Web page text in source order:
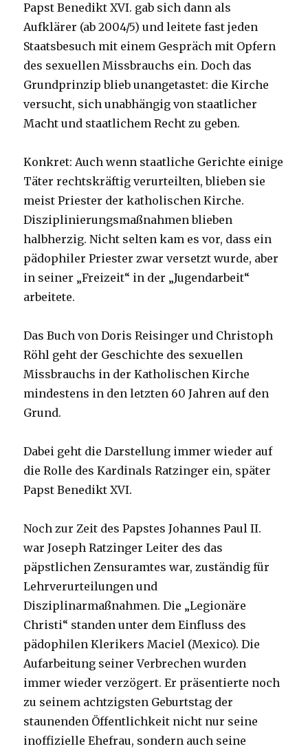
Papst Benedikt XVI. gab sich dann als
Aufklärer (ab 2004/5) und leitete fast jeden
Staatsbesuch mit einem Gespräch mit Opfern
des sexuellen Missbrauchs ein. Doch das
Grundprinzip blieb unangetastet: die Kirche
versucht, sich unabhängig von staatlicher
Macht und staatlichem Recht zu geben.
Konkret: Auch wenn staatliche Gerichte einige
Täter rechtskräftig verurteilten, blieben sie
meist Priester der katholischen Kirche.
Disziplinierungsmaßnahmen blieben
halbherzig. Nicht selten kam es vor, dass ein
pädophiler Priester zwar versetzt wurde, aber
in seiner „Freizeit“ in der „Jugendarbeit“
arbeitete.
Das Buch von Doris Reisinger und Christoph
Röhl geht der Geschichte des sexuellen
Missbrauchs in der Katholischen Kirche
mindestens in den letzten 60 Jahren auf den
Grund.
Dabei geht die Darstellung immer wieder auf
die Rolle des Kardinals Ratzinger ein, später
Papst Benedikt XVI.
Noch zur Zeit des Papstes Johannes Paul II.
war Joseph Ratzinger Leiter des das
päpstlichen Zensuramtes war, zuständig für
Lehrverurteilungen und
Disziplinarmaßnahmen. Die „Legionäre
Christi“ standen unter dem Einfluss des
pädophilen Klerikers Maciel (Mexico). Die
Aufarbeitung seiner Verbrechen wurden
immer wieder verzögert. Er präsentierte noch
zu seinem achtzigsten Geburtstag der
staunenden Öffentlichkeit nicht nur seine
inoffizielle Ehefrau, sondern auch seine